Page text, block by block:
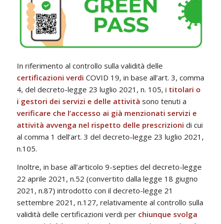
In riferimento al controllo sulla validità delle
certificazioni verdi COVID 19, in base all’art. 3, comma
4, del decreto-legge 23 luglio 2021, n. 105, i titolari o
i gestori dei servizi e delle attività sono tenuti a
verificare che l’accesso ai già menzionati servizi e
attività avvenga nel rispetto delle prescrizioni di cui
al comma 1 dell’art. 3 del decreto-legge 23 luglio 2021,
n.105.
Inoltre, in base all’articolo 9-septies del decreto-legge
22 aprile 2021, n.52 (convertito dalla legge 18 giugno
2021, n.87) introdotto con il decreto-legge 21
settembre 2021, n.127, relativamente al controllo sulla
validità delle certificazioni verdi per chiunque svolga